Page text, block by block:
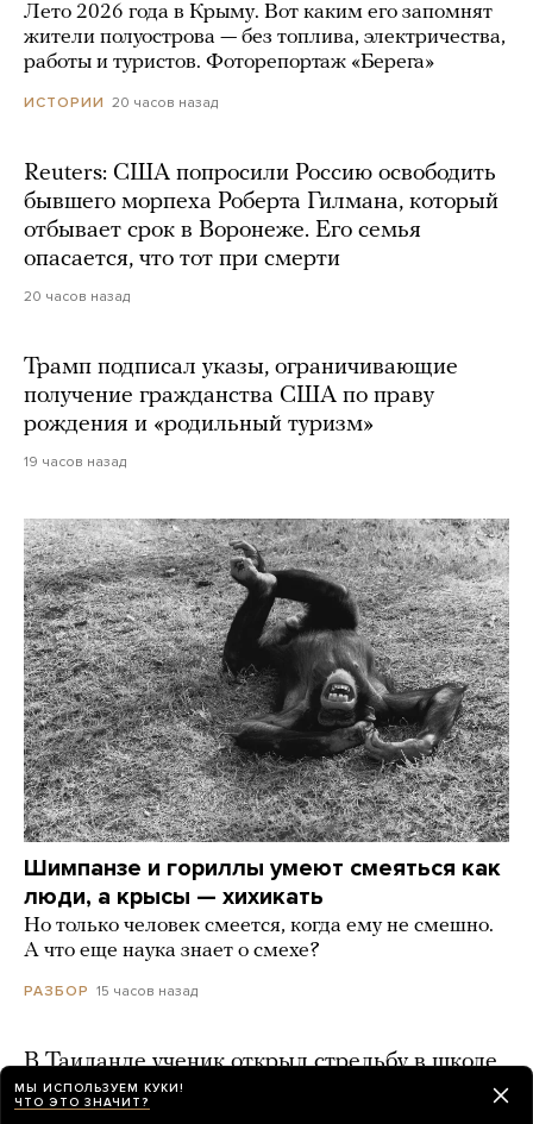
Лето 2026 года в Крыму. Вот каким его запомнят
жители полуострова — без топлива, электричества,
работы и туристов. Фоторепортаж «Берега»
ИСТОРИИ 20 часов назад
Reuters: США попросили Россию освободить
бывшего морпеха Роберта Гилмана, который
отбывает срок в Воронеже. Его семья
опасается, что тот при смерти
20 часов назад
Трамп подписал указы, ограничивающие
получение гражданства США по праву
рождения и «родильный туризм»
19 часов назад
Шимпанзе и гориллы умеют смеяться как
люди, а крысы — хихикать
Но только человек смеется, когда ему не смешно.
А что еще наука знает о смехе?
РАЗБОР 15 часов назад
В Таиланде ученик открыл стрельбу в школе
и убил шесть человек. Еще 15 ранены
МЫ ИСПОЛЬЗУЕМ КУКИ!
ЧТО ЭТО ЗНАЧИТ?